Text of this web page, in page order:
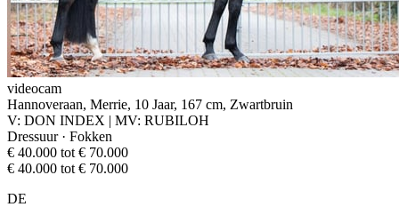
videocam
Hannoveraan, Merrie, 10 Jaar, 167 cm, Zwartbruin
V: DON INDEX | MV: RUBILOH
Dressuur · Fokken
€ 40.000 tot € 70.000
€ 40.000 tot € 70.000
DE